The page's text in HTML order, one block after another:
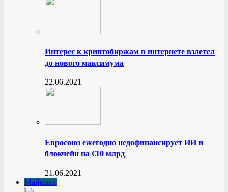
Интерес к криптобиржам в интернете взлетел
до нового максимума
22.06.2021
Евросоюз ежегодно недофинансирует ИИ и
блокчейн на €10 млрд
21.06.2021
Майнинг